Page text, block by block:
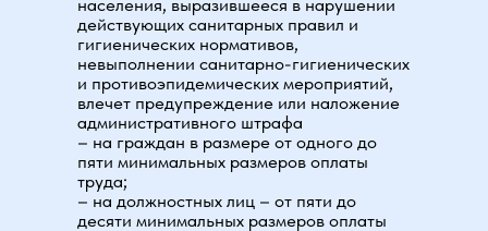
населения, выразившееся в нарушении
действующих санитарных правил и
гигиенических нормативов,
невыполнении санитарно-гигиенических
и противоэпидемических мероприятий,
влечет предупреждение или наложение
административного штрафа
– на граждан в размере от одного до
пяти минимальных размеров оплаты
труда;
– на должностных лиц – от пяти до
десяти минимальных размеров оплаты